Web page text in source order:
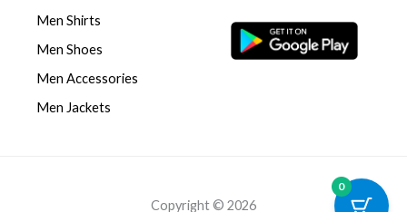
Men Shirts
Men Shoes
Men Accessories
Men Jackets
Copyright © 2026
0